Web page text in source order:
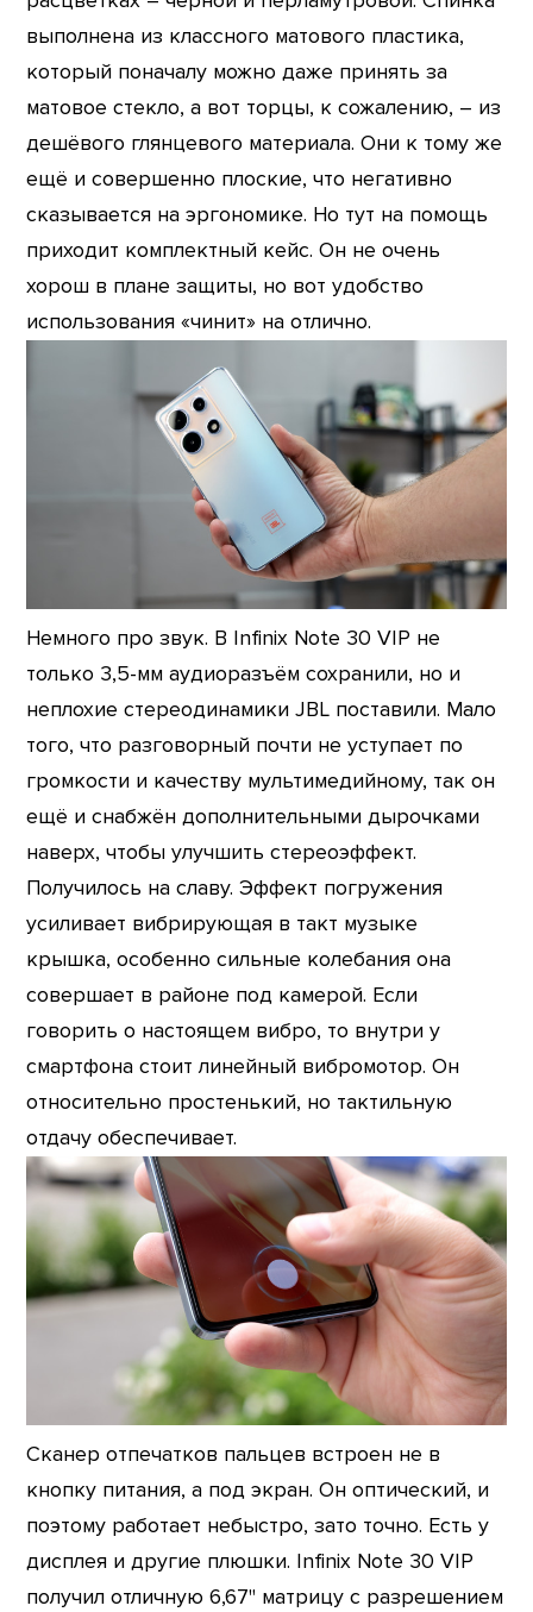
выполнена из классного матового пластика,
который поначалу можно даже принять за
матовое стекло, а вот торцы, к сожалению, – из
дешёвого глянцевого материала. Они к тому же
ещё и совершенно плоские, что негативно
сказывается на эргономике. Но тут на помощь
приходит комплектный кейс. Он не очень
хорош в плане защиты, но вот удобство
использования «чинит» на отлично.
Немного про звук. В Infinix Note 30 VIP не
только 3,5-мм аудиоразъём сохранили, но и
неплохие стереодинамики JBL поставили. Мало
того, что разговорный почти не уступает по
громкости и качеству мультимедийному, так он
ещё и снабжён дополнительными дырочками
наверх, чтобы улучшить стереоэффект.
Получилось на славу. Эффект погружения
усиливает вибрирующая в такт музыке
крышка, особенно сильные колебания она
совершает в районе под камерой. Если
говорить о настоящем вибро, то внутри у
смартфона стоит линейный вибромотор. Он
относительно простенький, но тактильную
отдачу обеспечивает.
Сканер отпечатков пальцев встроен не в
кнопку питания, а под экран. Он оптический, и
поэтому работает небыстро, зато точно. Есть у
дисплея и другие плюшки. Infinix Note 30 VIP
получил отличную 6,67" матрицу с разрешением